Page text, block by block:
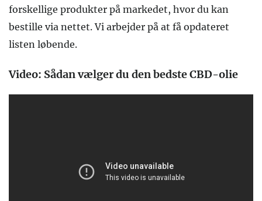
forskellige produkter på markedet, hvor du kan
bestille via nettet. Vi arbejder på at få opdateret
listen løbende.
Video: Sådan vælger du den bedste CBD-olie